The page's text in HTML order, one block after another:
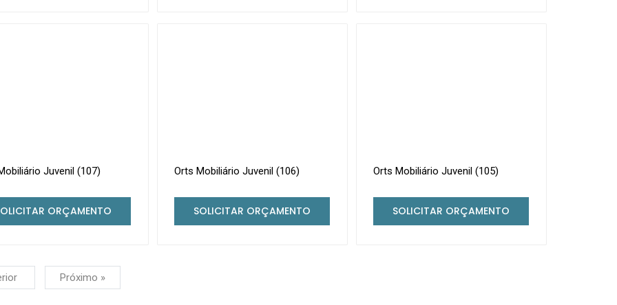
Juvenil (107)
ORÇAMENTO
Orts Mobiliário Juvenil (106)
SOLICITAR ORÇAMENTO
Orts Mobiliário Juvenil (105)
SOLICITAR ORÇAMENTO
Próximo »